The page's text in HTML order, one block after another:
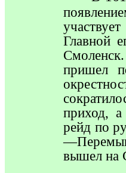
Главной
пришел
приход,
рейд по
вышел на